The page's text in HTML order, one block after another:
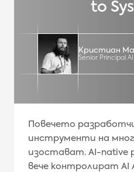
to
Кристиан
Senior Principal
Повечето
инструменти на
изостават. AI-native
вече контролират AI